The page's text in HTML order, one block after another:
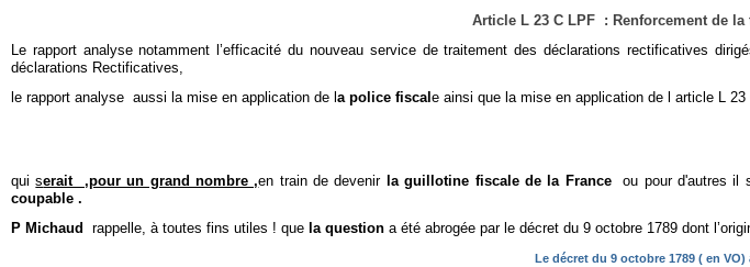
Article L 23 C LPF : Renforcement de
Le rapport analyse notamment l’efficacité du nouveau service de traitement des déclarations rectificatives
déclarations Rectificatives,
le rapport analyse aussi la mise en application de la police fiscale ainsi que la mise en application de l article L 23
qui serait ,pour un grand nombre ,en train de devenirla guillotine fiscale de la France ou pour d'autres il
coupable .
P Michaud
rappelle, à toutes fins utiles ! que la question a été abrogée par le décret du 9 octobre 1789 dont
Le décret du 9 octobre 1789 ( en